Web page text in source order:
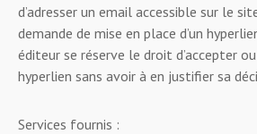
d’adresser un email accessible sur le
demande de mise en place d’un
éditeur se réserve le droit d’accepter
hyperlien sans avoir à en justifier sa
Services fournis :